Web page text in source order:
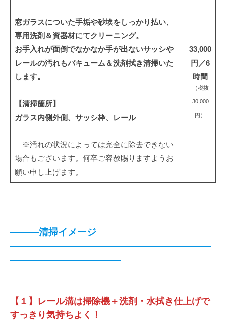
窓ガラスについた手垢や砂埃をしっかり払い、
専用洗剤＆資器材にてクリーニング。
お手入れが面倒でなかなか手が出ないサッシや
レールの汚れもバキューム＆洗剤拭き清掃いた
します。
【清掃箇所】
ガラス内側外側、サッシ枠、レール
※汚れの状況によっては完全に除去できない
場合もございます。何卒ご容赦賜りますようお
願い申し上げます。
33,000
円／6
時間
（税抜
30,000
円）
———清掃イメージ
—————————————————————
———————————–
【１】レール溝は掃除機＋洗剤・水拭き仕上げで
すっきり気持ちよく！